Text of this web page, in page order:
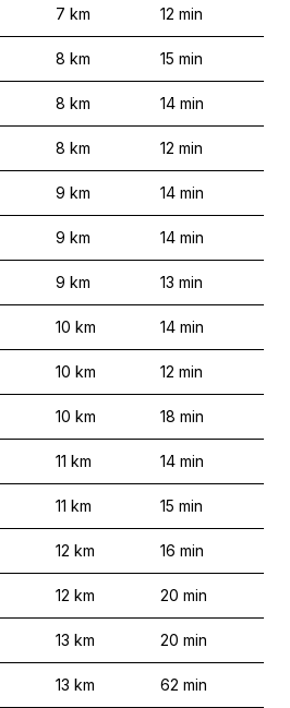
7 km 12 min
8 km 15 min
8 km 14 min
8 km 12 min
9 km 14 min
9 km 14 min
9 km 13 min
10 km 14 min
10 km 12 min
10 km 18 min
11 km 14 min
11 km 15 min
12 km 16 min
12 km 20 min
13 km 20 min
13 km 62 min